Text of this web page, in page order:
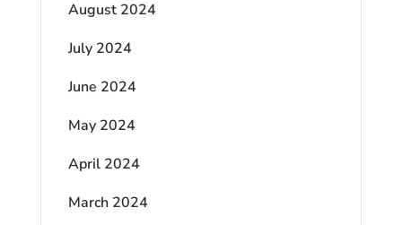
August 2024
July 2024
June 2024
May 2024
April 2024
March 2024